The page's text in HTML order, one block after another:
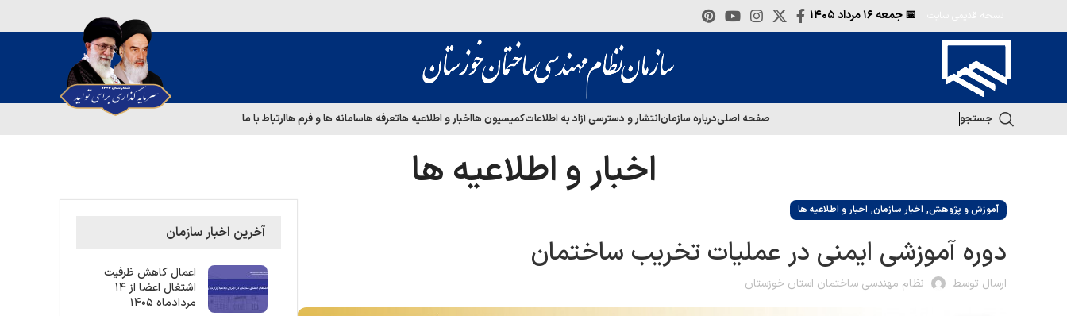
📅 جمعه
جستجو صفحه اصلیدرباره سازمانانتشار و دسترسی آزاد به اطلاعاتکمیسیون هااخبار و اطلاعیه هاتعرفه هاسامانه ها و فرم هاارتباط با ما
اخبار و اطلاعیه ها
آموزش و پژوهش, اخبار سازمان, اخبار و اطلاعیه ها
دوره آموزشی ایمنی در عملیات تخریب ساختمان
ارسال توسط نظام مهندسی ساختمان استان خوزستان
آخرین اخبار سازمان
اعمال کاهش ظرفیت
اشتغال اعضا از ۱۴
مردادماه ۱۴۰۵